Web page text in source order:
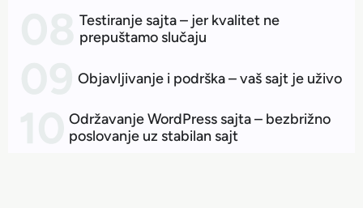
Testiranje sajta – jer kvalitet ne
prepuštamo slučaju
Objavljivanje i podrška – vaš sajt je uživo
Održavanje WordPress sajta – bezbrižno
poslovanje uz stabilan sajt